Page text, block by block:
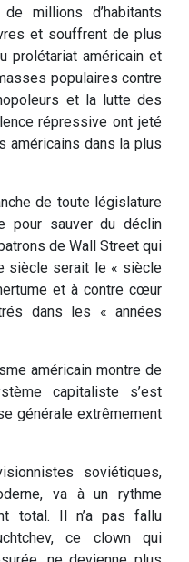
millions d’habitants
et souffrent de plus
prolétariat américain et
populaires contre
et la lutte des
répressive ont jeté
américains dans la plus
de toute législature
pour sauver du déclin
de Wall Street qui
siècle serait le « siècle
et à contre cœur
dans les « années
américain montre de
capitaliste s’est
générale extrêmement
soviétiques,
va à un rythme
total. Il n’a pas fallu
ce clown qui